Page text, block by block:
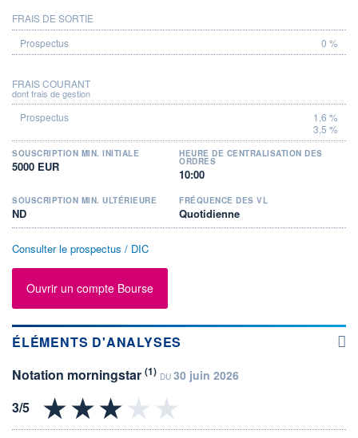
FRAIS DE SORTIE
0 %
FRAIS COURANT
dont frais de gestion
1,6 %
3,5 %
SOUSCRIPTION MIN. INITIALE
5000 EUR
HEURE DE CENTRALISATION DES
ORDRES
10:00
SOUSCRIPTION MIN. ULTÉRIEURE
ND
FRÉQUENCE DES VL
Quotidienne
Consulter le prospectus / DIC
Ouvrir un compte Bourse
ÉLÉMENTS D'ANALYSES
Notation morningstar (1) DU 30 juin 2026